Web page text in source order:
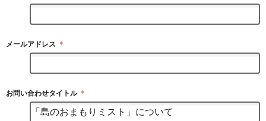
メールアドレス ＊
お問い合わせタイトル ＊